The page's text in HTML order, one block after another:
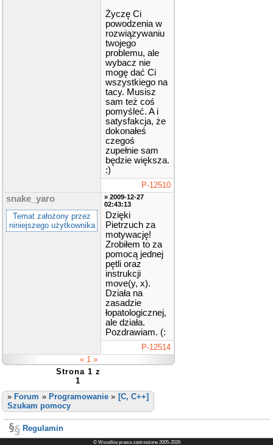
Życzę Ci
powodzenia w
rozwiązywaniu
twojego
problemu, ale
wybacz nie
mogę dać Ci
wszystkiego na
tacy. Musisz
sam też coś
pomyśleć. A i
satysfakcja, że
dokonałeś
czegoś
zupełnie sam
będzie większa.
:)
P-12510
snake_yaro
Temat założony przez
niniejszego użytkownika
» 2009-12-27
02:43:13
Dzięki
Pietrzuch za
motywację!
Zrobiłem to za
pomocą jednej
pętli oraz
instrukcji
move(y, x).
Działa na
zasadzie
łopatologicznej,
ale działa.
Pozdrawiam. (:
P-12514
« 1 »
Strona 1 z
1
» Forum » Programowanie » [C, C++]
Szukam pomocy
Regulamin
© Wszelkie prawa zastrzeżone 2005-2026